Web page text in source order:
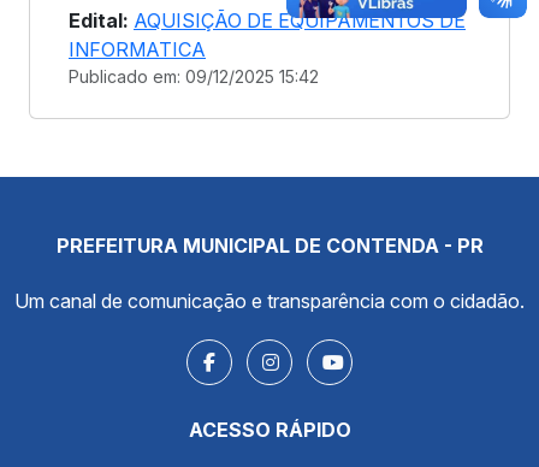
Edital: AQUISIÇÃO DE EQUIPAMENTOS DE
INFORMATICA
Publicado em: 09/12/2025 15:42
PREFEITURA MUNICIPAL DE CONTENDA - PR
Um canal de comunicação e transparência com o cidadão.
ACESSO RÁPIDO